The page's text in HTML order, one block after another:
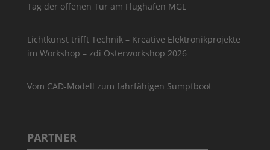
Tag der offenen Tür am Flughafen MGL
Lichtkunst trifft Technik – Kreative Elektronikprojekte
im Workshop – zdi Osterworkshop 2026
Vom CAD-Modell zum fahrfähigen Sumpfboot
PARTNER